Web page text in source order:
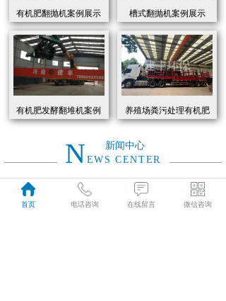
有机肥翻抛机案例展示 槽式翻抛机案例展示
有机肥发酵翻堆机案例
展示
养殖场粪污处理有机肥
发酵罐 履带式有机肥翻
新闻中心
N EWS CENTER
2026
首页 电话咨询 在线留言 微信咨询